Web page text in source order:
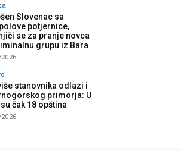
Slovenac sa
potjernice,
se za pranje novca
grupu iz Bara
stanovnika odlazi i
primorja: U
čak 18 opština